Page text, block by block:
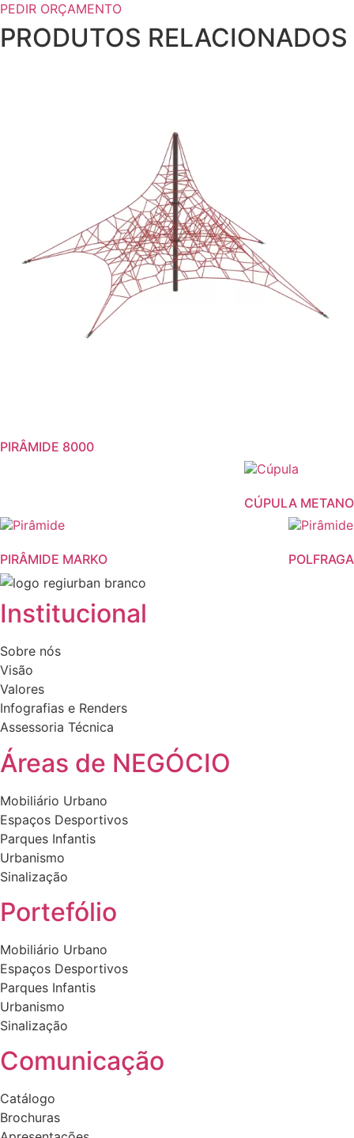
PEDIR ORÇAMENTO
PRODUTOS RELACIONADOS
PIRÂMIDE 8000
CÚPULA METANO
PIRÂMIDE MARKO
This
has
multiple
variants.
The
may
be
chosen
on
the
product
page
POLFRAGA
Institucional
Sobre nós
Visão
Valores
Infografias e Renders
Assessoria Técnica
Áreas de NEGÓCIO
Mobiliário Urbano
Espaços Desportivos
Parques Infantis
Urbanismo
Sinalização
Portefólio
Mobiliário Urbano
Espaços Desportivos
Parques Infantis
Urbanismo
Sinalização
Comunicação
Catálogo
Brochuras